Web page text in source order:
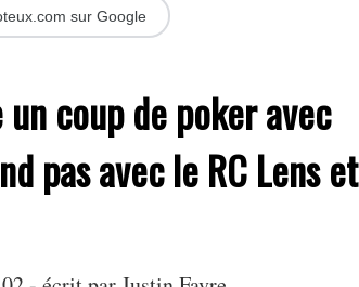
sur Google
coup de poker avec
pas avec le RC Lens et